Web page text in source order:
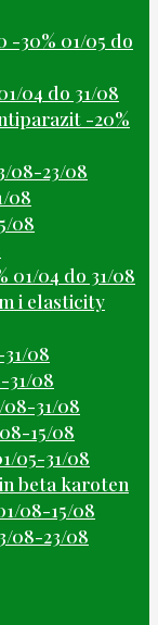
-30% 01/05 do
04 do 31/08
-20%
08-23/08
08
08
01/04 do 31/08
i elasticity
08
31/08
08-31/08
15/08
05-31/08
beta karoten
08-15/08
08-23/08